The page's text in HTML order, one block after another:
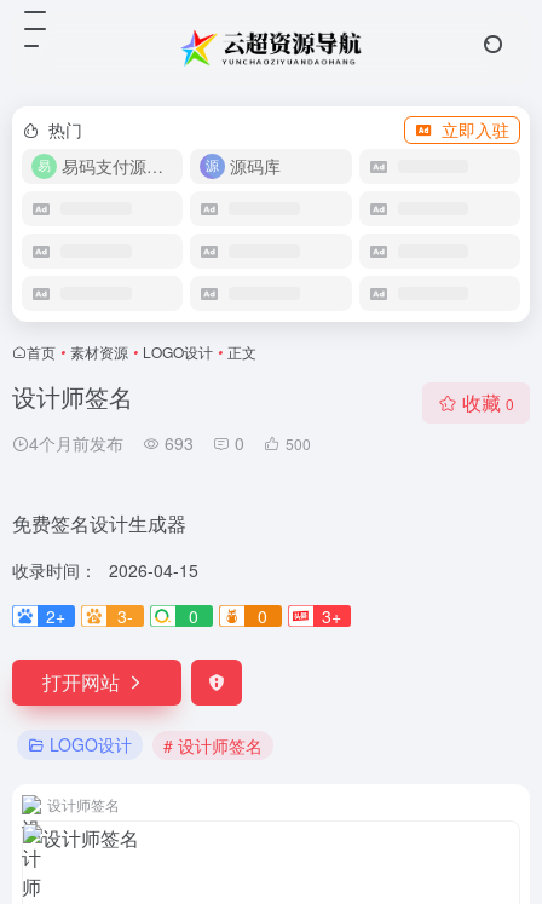
热门
立即入驻
易码支付源码下载
源码库
首页 • 素材资源 • LOGO设计 • 正文
设计师签名
4个月前发布 693 0 500
收藏 0
免费签名设计生成器
收录时间：
2026-04-15
2+
3- 0 0 3+
打开网站
LOGO设计 # 设计师签名
设计师签名